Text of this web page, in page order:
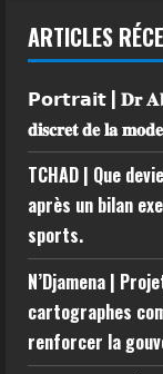
ARTICLES
𝗣𝗼𝗿𝘁𝗿𝗮𝗶𝘁 | 𝐃𝐫
𝐝𝐢𝐬𝐜𝐫𝐞𝐭 𝐝𝐞 𝐥𝐚
TCHAD | Que
après un bilan
sports.
N’Djamena |
cartographes
renforcer la